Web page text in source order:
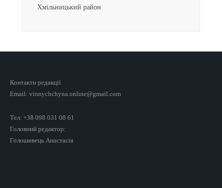
Хмільницький район
Контакти редакції
Email: vinnychchyna.online@gmail.com
Тел: +38 098 031 08 61
Головний редактор:
Голошивець Анастасія